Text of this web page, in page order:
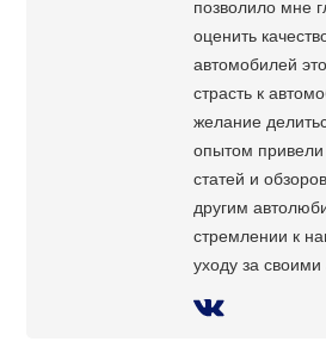
позволило мне
оценить
автомобилей
страсть к
желание
опытом
статей и
другим
стремлении к
уходу за